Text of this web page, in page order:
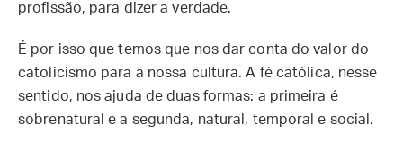
profissão, para dizer a verdade.
É por isso que temos que nos dar conta do valor do
catolicismo para a nossa cultura. A fé católica, nesse
sentido, nos ajuda de duas formas: a primeira é
sobrenatural e a segunda, natural, temporal e social.